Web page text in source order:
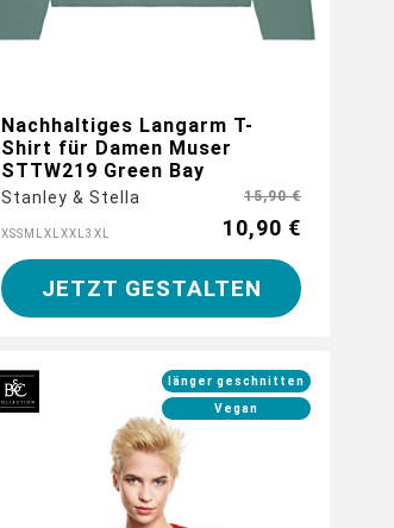
Nachhaltiges Langarm T-
Shirt für Damen Muser
STTW219 Green Bay
Stanley & Stella
XSS M LXLXXL3XL
15,90 €
10,90 €
JETZT GESTALTEN
länger geschnitten
Vegan